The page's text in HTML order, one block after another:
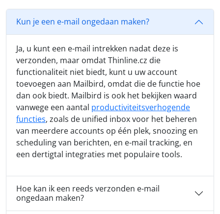
Kun je een e-mail ongedaan maken?
Ja, u kunt een e-mail intrekken nadat deze is
verzonden, maar omdat Thinline.cz die
functionaliteit niet biedt, kunt u uw account
toevoegen aan Mailbird, omdat die de functie hoe
dan ook biedt. Mailbird is ook het bekijken waard
vanwege een aantal productiviteitsverhogende
functies, zoals de unified inbox voor het beheren
van meerdere accounts op één plek, snoozing en
scheduling van berichten, en e-mail tracking, en
een dertigtal integraties met populaire tools.
Hoe kan ik een reeds verzonden e-mail
ongedaan maken?